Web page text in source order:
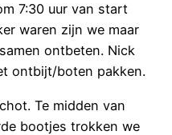
7:30 uur van start
waren zijn we maar
ontbeten. Nick
ontbijt/boten pakken.
Te midden van
bootjes trokken we